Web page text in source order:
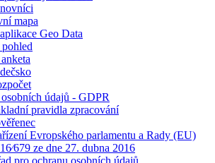
mapa
Geo Data
údajů - GDPR
pravidla zpracování
Evropského parlamentu a Rady (EU)
ze dne 27. dubna 2016
pro ochranu osobních údajů